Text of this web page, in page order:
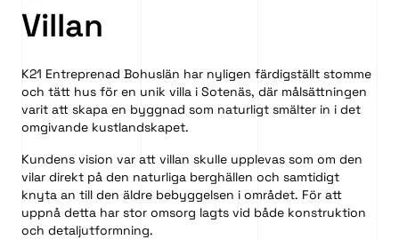
Villan
K21 Entreprenad Bohuslän har nyligen färdigställt stomme
och tätt hus för en unik villa i Sotenäs, där målsättningen
varit att skapa en byggnad som naturligt smälter in i det
omgivande kustlandskapet.
Kundens vision var att villan skulle upplevas som om den
vilar direkt på den naturliga berghällen och samtidigt
knyta an till den äldre bebyggelsen i området. För att
uppnå detta har stor omsorg lagts vid både konstruktion
och detaljutformning.